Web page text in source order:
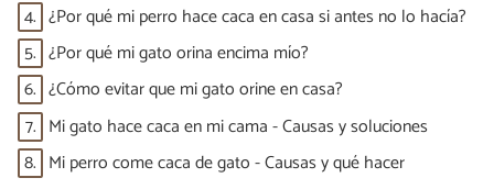
4. ¿Por qué mi perro hace caca en casa si antes no lo hacía?
5. ¿Por qué mi gato orina encima mío?
6. ¿Cómo evitar que mi gato orine en casa?
7. Mi gato hace caca en mi cama - Causas y soluciones
8. Mi perro come caca de gato - Causas y qué hacer